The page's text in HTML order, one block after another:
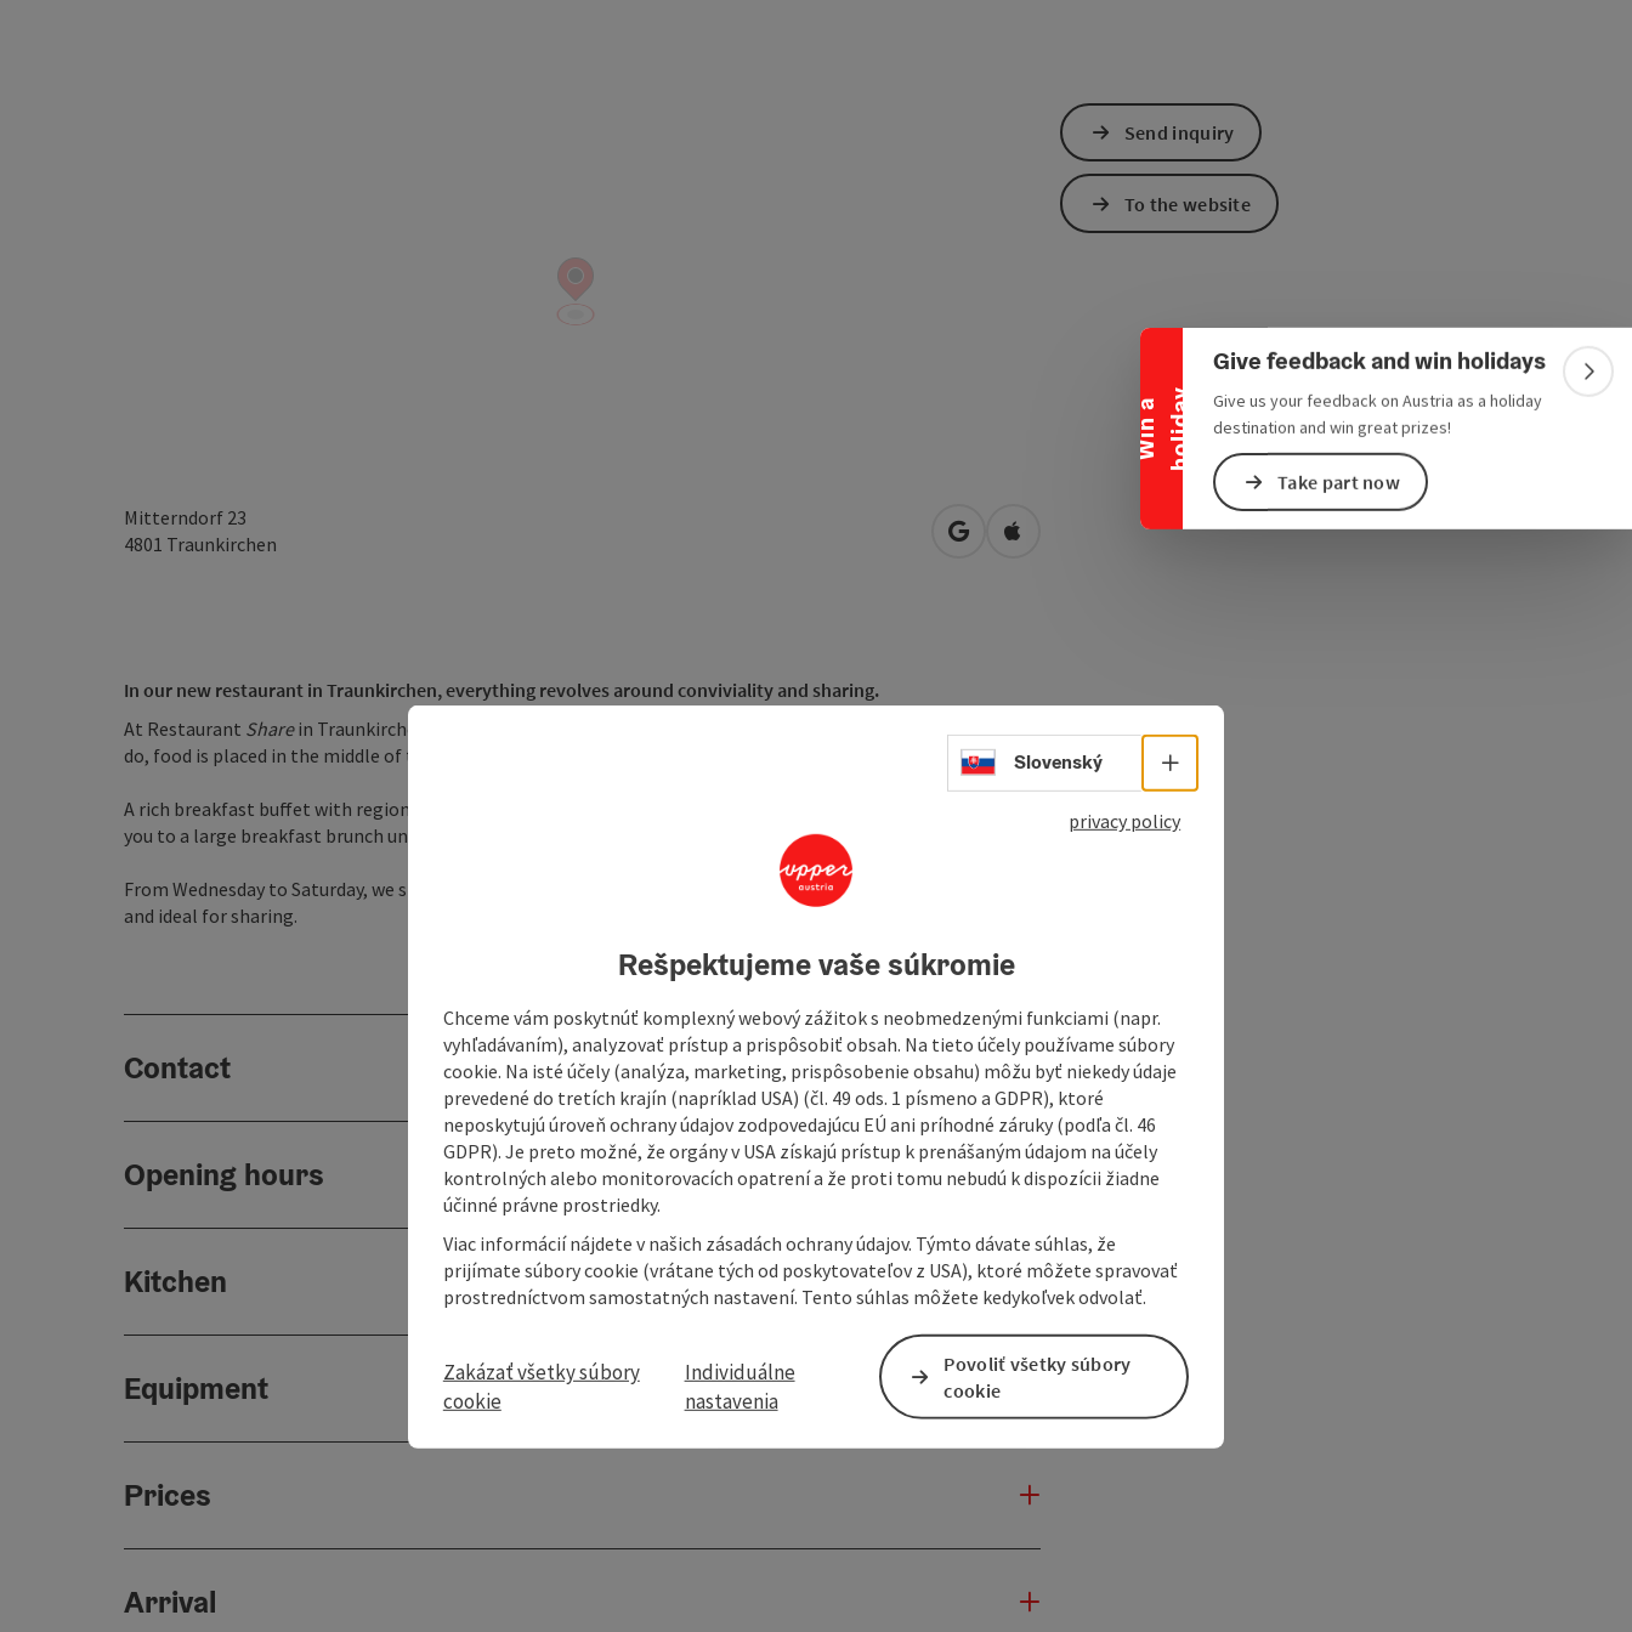
W
i
n
a
h
o
l
i
d
a y
Collapse banner Give feedback and win holidays
Give us your feedback on Austria as a holiday
destination and win great prizes!
Take part now
Mitterndorf 23
4801 Traunkirchen open in Google Maps
Open in Apple Maps
In our new restaurant in Traunkirchen, everything revolves around conviviality and sharing.
At Restaurant Sharein Traunkirchen, enjoyment becomes a communal experience. Just like grandma used to
do, food is placed in the middle of the table and shared - for special moments in good company.
A rich breakfast buffet with regional and seasonal specialties awaits you every day. On Sundays, we also invite
you to a large breakfast brunch until 14:00.
From Wednesday to Saturday, we spoil you with lovingly prepared dishes for lunch and dinner
and ideal for sharing.
Contact
Opening hours
Kitchen
Equipment
Prices
Arrival
Send inquiry
To the website
Select language - Open menu
Slovenský
privacy policy
Rešpektujeme vaše súkromie
Chceme vám poskytnúť komplexný webový zážitok s neobmedzenými funkciami (napr.
vyhľadávaním), analyzovať prístup a prispôsobiť obsah. Na tieto účely používame súbory
cookie. Na isté účely (analýza, marketing, prispôsobenie obsahu) môžu byť niekedy údaje
prevedené do tretích krajín (napríklad USA) (čl. 49 ods. 1 písmeno a GDPR), ktoré
neposkytujú úroveň ochrany údajov zodpovedajúcu EÚ ani príhodné záruky (podľa čl. 46
GDPR). Je preto možné, že orgány v USA získajú prístup k prenášaným údajom na účely
kontrolných alebo monitorovacích opatrení a že proti tomu nebudú k dispozícii žiadne
účinné právne prostriedky.
Viac informácií nájdete v našich zásadách ochrany údajov. Týmto dávate súhlas, že
prijímate súbory cookie (vrátane tých od poskytovateľov z USA), ktoré môžete spravovať
prostredníctvom samostatných nastavení. Tento súhlas môžete kedykoľvek odvolať.
Zakázať všetky súbory
cookie
Individuálne
nastavenia
Povoliť všetky súbory
cookie